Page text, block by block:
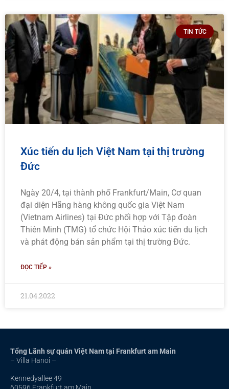
TIN TỨC
Xúc tiến du lịch Việt Nam tại thị trường
Đức
Ngày 20/4, tại thành phố Frankfurt/Main, Cơ quan
đại diện Hãng hàng không quốc gia Việt Nam
(Vietnam Airlines) tại Đức phối hợp với Tập đoàn
Thiên Minh (TMG) tổ chức Hội Thảo xúc tiến du lịch
và phát động bán sản phẩm tại thị trường Đức.
ĐỌC TIẾP »
21.04.2022
Tổng Lãnh sự quán Việt Nam tại Frankfurt am Main
– Villa Hanoi –
Kennedyallee 49